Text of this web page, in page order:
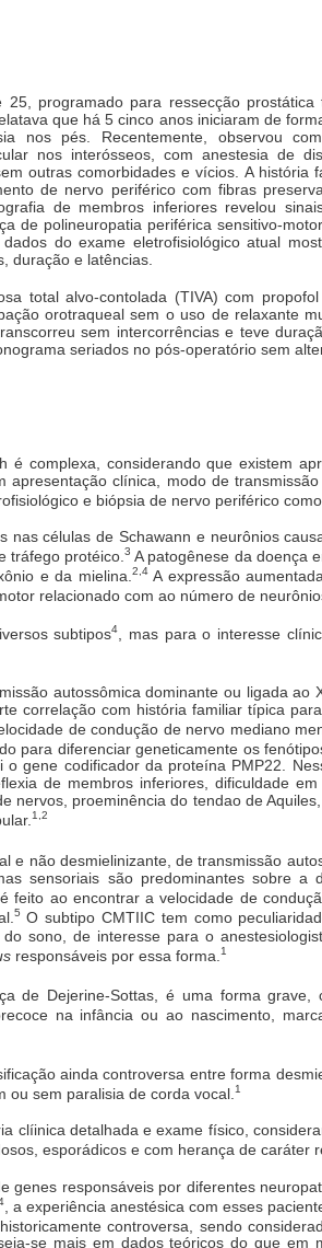
programado para ressecção prostática
que há 5 cinco anos iniciaram de
nos pés. Recentemente, observou
nos interósseos, com anestesia de
outras comorbidades e vícios. A
de nervo periférico com fibras
de membros inferiores revelou
de polineuropatia periférica sensitivo-
do exame eletrofisiológico atual
duração e latências.
total alvo-contolada (TIVA) com
orotraqueal sem o uso de relaxante
sem intercorrências e teve
seriados no pós-operatório sem
é complexa, considerando que existem
clínica, modo de
e biópsia de nervo periférico
nas células de Schawann e neurônios
tráfego protéico.3 A patogênese da doença
e da mielina. 2,4A expressão
relacionado com ao número de
subtipos4
, mas para o interesse
autossômica dominante ou ligada
correlação com história familiar típica
de condução de nervo mediano
para diferenciar geneticamente os
gene codificador da proteína PMP22.
de membros inferiores, dificuldade
nervos, proeminência do tendao de
1,2
e não desmielinizante, de transmissão
sensoriais são predominantes sobre a
feito ao encontrar a velocidade de
5 O subtipo CMTIIC tem como
sono, de interesse para o
responsáveis por essa forma. 1
de Dejerine-Sottas, é uma forma grave,
na infância ou ao nascimento,
ainda controversa entre forma
sem paralisia de corda vocal. 1
clíinica detalhada e exame físico,
esporádicos e com herança de caráter
genes responsáveis por diferentes
, a experiência anestésica com esses
controversa, sendo
se mais em dados teóricos do que em